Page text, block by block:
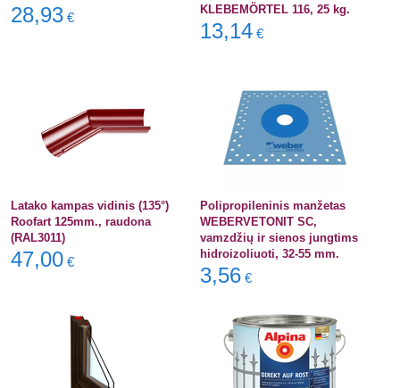
28,93 €
KLEBEMÖRTEL 116, 25 kg.
13,14 €
Latako kampas vidinis (135°)
Roofart 125mm., raudona
(RAL3011)
47,00 €
Polipropileninis manžetas
WEBERVETONIT SC,
vamzdžių ir sienos jungtims
hidroizoliuoti, 32-55 mm.
3,56 €